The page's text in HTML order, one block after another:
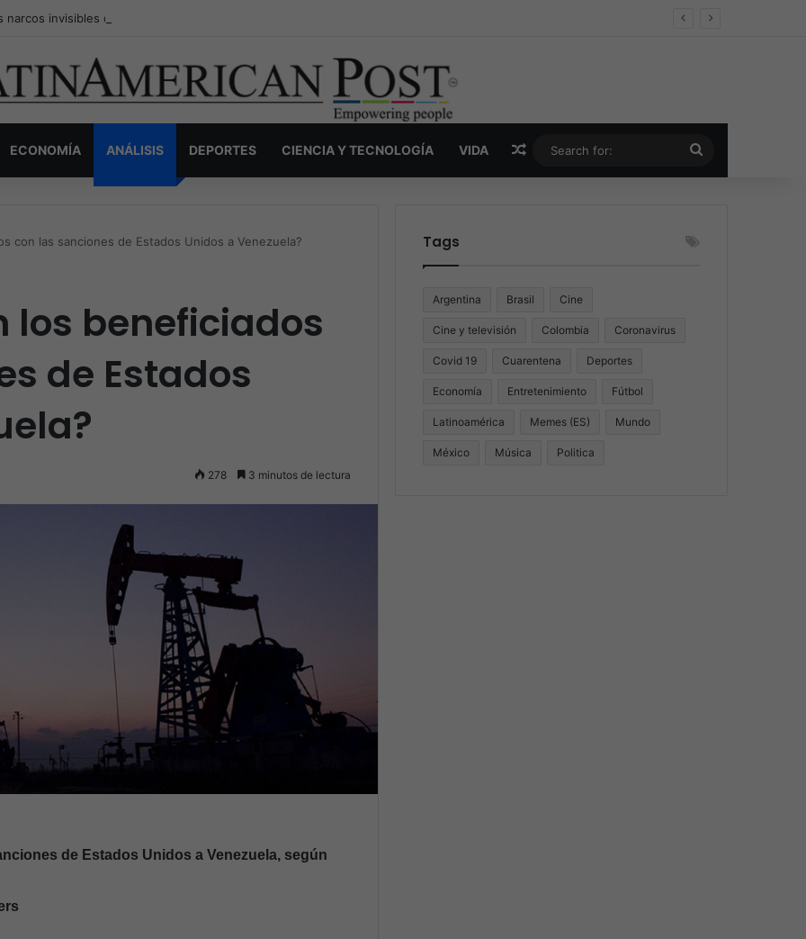
narcos invisibles de Colombia: la guerra secreta por la verdad, el poder y la nueva economía de la droga
ECONOMÍA ANÁLISIS DEPORTES CIENCIA Y TECNOLOGÍA VIDA Random Article
for:
con las sanciones de Estados Unidos a Venezuela?
los beneficiados
de Estados
278 3 minutos de lectura
de Estados Unidos a Venezuela, según
Tags
Argentina Brasil Cine
Cine y televisión Colombia Coronavirus
Covid 19 Cuarentena Deportes
Economía Entretenimiento Fútbol
Latinoamérica Memes (ES) Mundo
México Música Politica